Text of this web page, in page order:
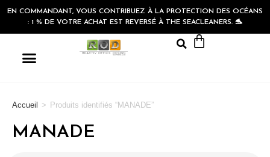
EN COMMANDANT, VOUS CONTRIBUEZ À LA PROTECTION DES OCÉANS
: 1 % DE VOTRE ACHAT EST REVERSÉ À THE SEACLEANERS. 🐬
Accueil > Produits identifiés “MANADE”
MANADE